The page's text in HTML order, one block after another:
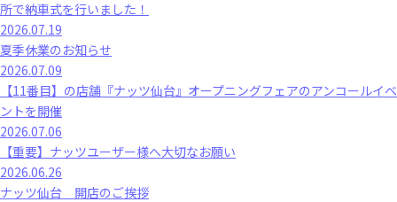
所で納車式を行いました！
2026.07.19
夏季休業のお知らせ
2026.07.09
【11番目】の店舗『ナッツ仙台』オープニングフェアのアンコールイベ
ントを開催
2026.07.06
【重要】ナッツユーザー様へ大切なお願い
2026.06.26
ナッツ仙台 開店のご挨拶